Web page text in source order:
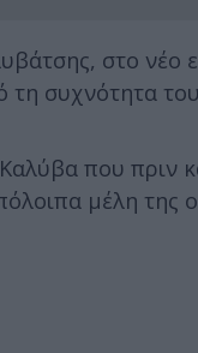
στο νέο
τη συχνότητα του
που πριν
μέλη της